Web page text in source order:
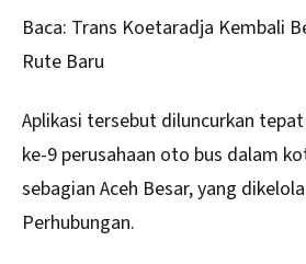
Baca: Trans Koetaradja Kembali
Rute Baru
Aplikasi tersebut diluncurkan
ke-9 perusahaan oto bus dalam
sebagian Aceh Besar, yang
Perhubungan.